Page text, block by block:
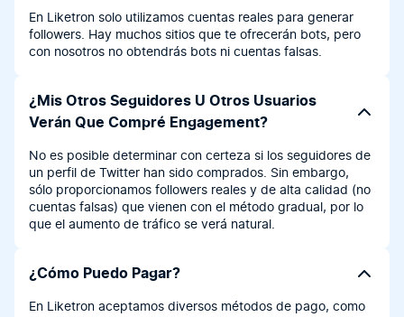
En Liketron solo utilizamos cuentas reales para generar
followers. Hay muchos sitios que te ofrecerán bots, pero
con nosotros no obtendrás bots ni cuentas falsas.
¿Mis Otros Seguidores U Otros Usuarios
Verán Que Compré Engagement?
No es posible determinar con certeza si los seguidores de
un perfil de Twitter han sido comprados. Sin embargo,
sólo proporcionamos followers reales y de alta calidad (no
cuentas falsas) que vienen con el método gradual, por lo
que el aumento de tráfico se verá natural.
¿Cómo Puedo Pagar?
En Liketron aceptamos diversos métodos de pago, como